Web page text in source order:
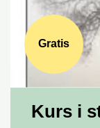
Gratis
Kurs i